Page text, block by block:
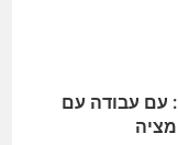
קורס בינה מלאכותית – RB30-09 : עם עבודה עם